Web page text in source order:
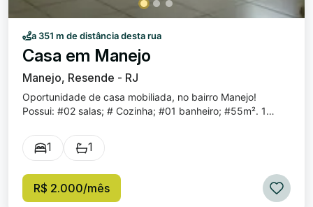
a 351 m de distância desta rua
Casa em Manejo
Manejo, Resende - RJ
Oportunidade de casa mobiliada, no bairro Manejo!
Possui: #02 salas; # Cozinha; #01 banheiro; #55m². 1
próximo a estabelecimentos comerciais.
1 1
R$ 2.000/mês